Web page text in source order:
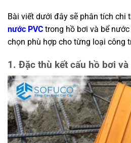
Bài viết dưới đây sẽ phân tích chi
nước PVC trong hồ bơi và bể
chọn phù hợp cho từng loại công
1. Đặc thù kết cấu hồ bơi